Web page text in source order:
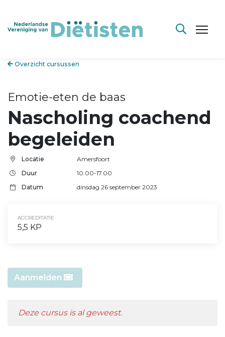
Overzicht cursussen
Emotie-eten de baas
Nascholing coachend
begeleiden
Locatie
Amersfoort
Duur
10.00-17.00
Datum
dinsdag 26 september 2023
ACCREDITATIE
5,5 KP
Aanmelden
Deze cursus is al geweest.